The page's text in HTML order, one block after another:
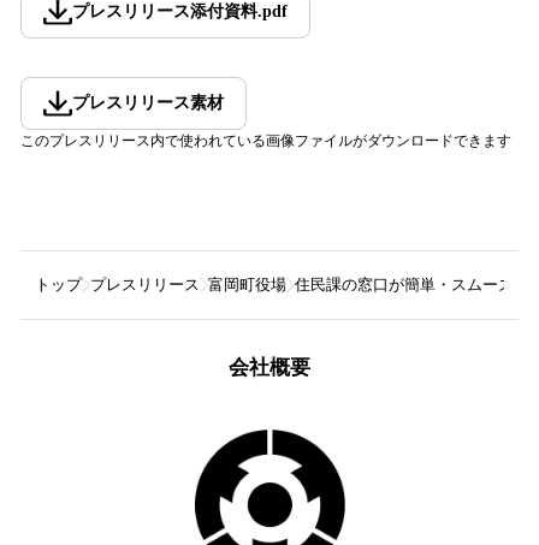
プレスリリース添付資料.pdf
プレスリリース素材
このプレスリリース内で使われている画像ファイルがダウンロードできます
トップ プレスリリース 富岡町役場 住民課の窓口が簡単・スムーズに
会社概要